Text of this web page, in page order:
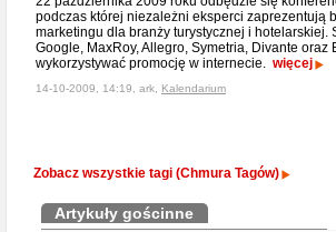
podczas której niezależni eksperci zaprezentują
marketingu dla branży turystycznej i hotelarskiej.
Google, MaxRoy, Allegro, Symetria, Divante oraz
wykorzystywać promocję w internecie. więcej
14-10-2009, 14:19, ark, Kalendarium
Zobacz wszystkie tagi (Chmura Tagów)
Artykuły gościnne